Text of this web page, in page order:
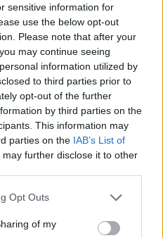
sensitive information for
use the below opt-out
Please note that after your
may continue seeing
information utilized by
to third parties prior to
opt-out of the further
by third parties on the
This information may
parties on the IAB’s List of
may further disclose it to other
Opt Outs
of my